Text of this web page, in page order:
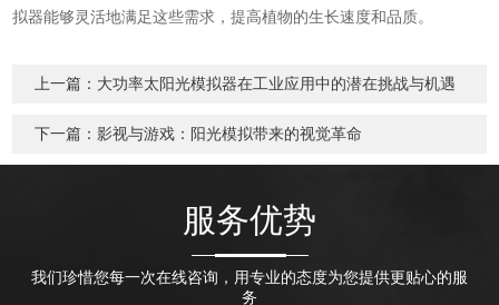
拟器能够灵活地满足这些需求，提高植物的生长速度和品质。
上一篇： 大功率太阳光模拟器在工业应用中的潜在挑战与机遇
下一篇：影视与游戏：阳光模拟带来的视觉革命
服务优势
我们珍惜您每一次在线咨询，用专业的态度为您提供更贴心的服
务